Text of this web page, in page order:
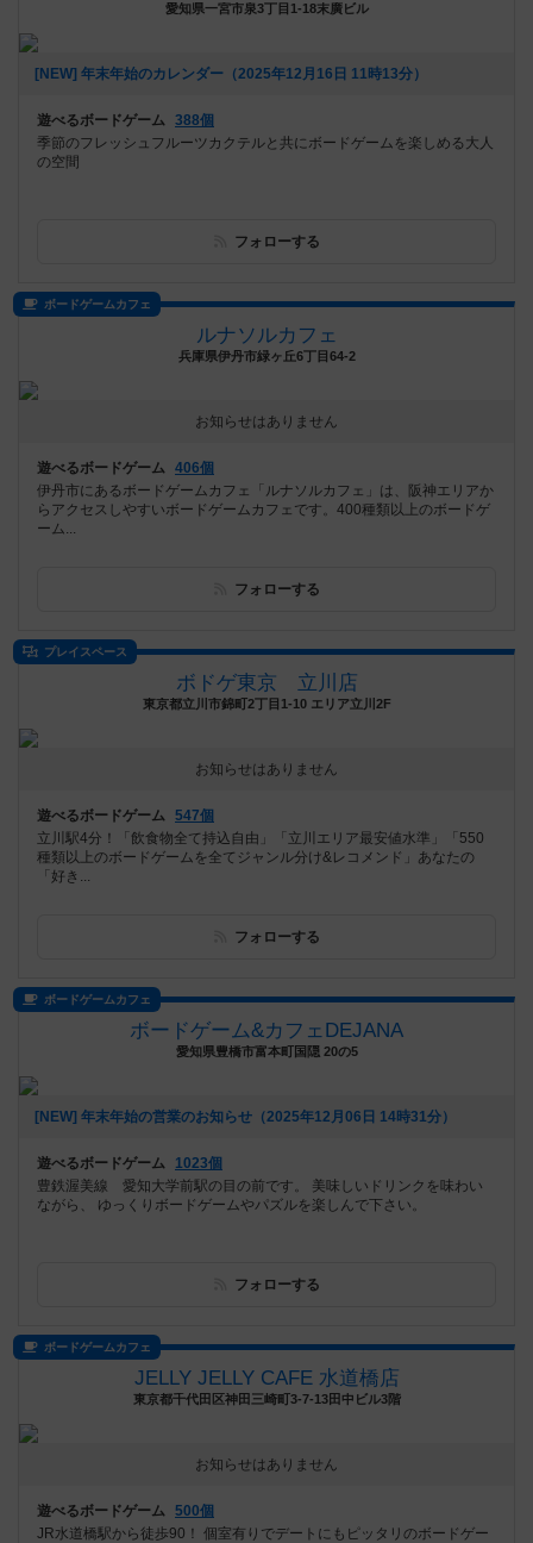
愛知県一宮市泉3丁目1-18末廣ビル
[NEW] 年末年始のカレンダー（2025年12月16日 11時13分）
遊べるボードゲーム 388個
季節のフレッシュフルーツカクテルと共にボードゲームを楽しめる大人
の空間
フォローする
ボードゲームカフェ
ルナソルカフェ
兵庫県伊丹市緑ヶ丘6丁目64-2
お知らせはありません
遊べるボードゲーム 406個
伊丹市にあるボードゲームカフェ「ルナソルカフェ」は、阪神エリアか
らアクセスしやすいボードゲームカフェです。400種類以上のボードゲ
ーム...
フォローする
プレイスペース
ボドゲ東京 立川店
東京都立川市錦町2丁目1-10 エリア立川2F
お知らせはありません
遊べるボードゲーム 547個
立川駅4分！「飲食物全て持込自由」「立川エリア最安値水準」「550
種類以上のボードゲームを全てジャンル分け&レコメンド」あなたの
「好き...
フォローする
ボードゲームカフェ
ボードゲーム&カフェDEJANA
愛知県豊橋市富本町国隠 20の5
[NEW] 年末年始の営業のお知らせ（2025年12月06日 14時31分）
遊べるボードゲーム
1023個
豊鉄渥美線 愛知大学前駅の目の前です。 美味しいドリンクを味わい
ながら、 ゆっくりボードゲームやパズルを楽しんで下さい。
フォローする
ボードゲームカフェ
JELLY JELLY CAFE 水道橋店
東京都千代田区神田三崎町3-7-13田中ビル3階
お知らせはありません
遊べるボードゲーム 500個
JR水道橋駅から徒歩90！ 個室有りでデートにもピッタリのボードゲー